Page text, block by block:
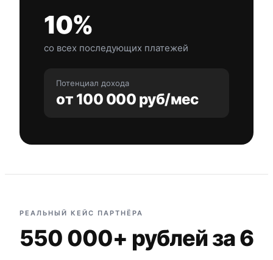
10%
со всех последующих платежей
Потенциал дохода
от 100 000 руб/мес
РЕАЛЬНЫЙ КЕЙС ПАРТНЁРА
550 000+ рублей за 6